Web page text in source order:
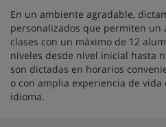
En un ambiente agradable,
personalizados que permiten un
clases con un máximo de 12
niveles desde nivel inicial hasta
son dictadas en horarios
o con amplia experiencia de
idioma.